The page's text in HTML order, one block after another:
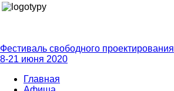
Фестиваль свободного проектирования
8-21 июня 2020
Главная